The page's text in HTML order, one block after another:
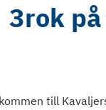
3rok
till